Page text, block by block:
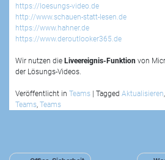
https://loesungs-video.de
http://www.schauen-statt-lesen.de
https://www.hahner.de
https://www.deroutlooker365.de
Wir nutzen die Liveereignis-Funktion von
der Lösungs-Videos.
Veröffentlicht in Teams | Tagged Aktualisieren,
Teams, Teams